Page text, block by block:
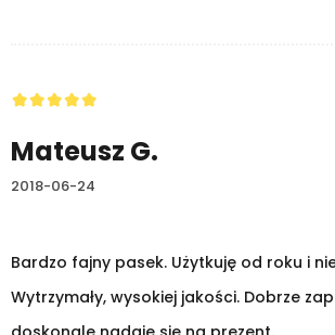
Mateusz G.
2018-06-24
Bardzo fajny pasek. Użytkuję od roku i
Wytrzymały, wysokiej jakości. Dobrze